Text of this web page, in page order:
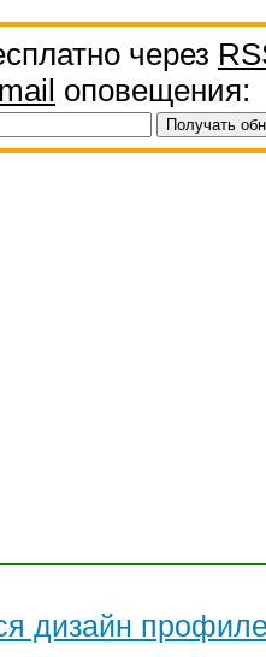
через
mail оповещения:
дизайн